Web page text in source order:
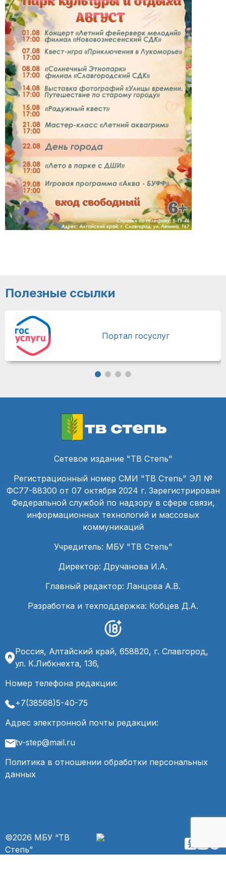
Полезные ссылки
Портал госуслуг
тв степь
Сетевое издание "ТВ Степь"
Регистрационный номер СМИ "ТВ Степь" ЭЛ №
ФС77-88300 от 07 октября 2024 г. Зарегистрирован
Федеральной службой по надзору в сфере связи,
информационных технологий и массовых
коммуникаций
Учредитель: МБУ "ТВ Степь"
Директор: Дручанова И.А.
Главный редактор: Ланцова А.В.
Разработка и техподдержка: Кобцев Д.А.
Россия, Алтайский край, 658820, г. Славгород,
ул. К.Либкнехта, 136,
Номер телефона редакции:
+7(38568)5-40-75
Адрес электронной почты редакции:
tv-step@mail.ru
Политика в отношении обработки персональных
данных
©2026 МБУ “ТВ
Степь”